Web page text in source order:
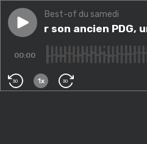
Play episodeRappeler son
Best-of du samedi
Rappeler son ancien PDG,
00:00
30 1x 30